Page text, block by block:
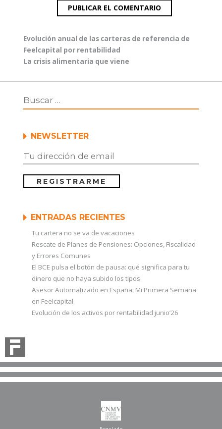
Navegación
de
entradas
Entrada
anterior:
Evolución anual de las carteras de referencia de
Feelcapital por rentabilidad
Entrada
La crisis alimentaria que viene
NEWSLETTER
ENTRADAS RECIENTES
Tu cartera no se va de vacaciones
Rescate de Planes de Pensiones: Opciones, Fiscalidad
y Errores Comunes
El BCE pulsa el botón de pausa: qué significa para tu
dinero que no haya subido los tipos
Asesor Automatizado en España: Mi Primera Semana
en Feelcapital
Evolución de los activos por rentabilidad junio’26